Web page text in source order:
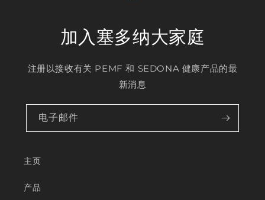
加入塞多纳大家庭
注册以接收有关 PEMF 和 SEDONA 健康产品的最
新消息
电子邮件
主页
产品